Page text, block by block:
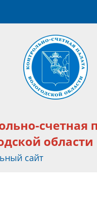
счетная
области
сайт